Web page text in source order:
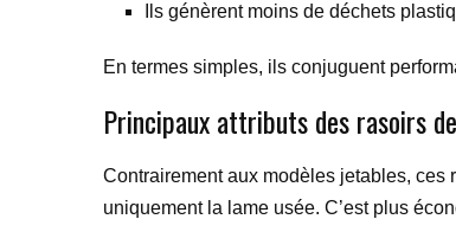
Ils génèrent moins de déchets
En termes simples, ils conjuguent
Principaux attributs des rasoirs
Contrairement aux modèles jetables,
uniquement la lame usée. C’est plus